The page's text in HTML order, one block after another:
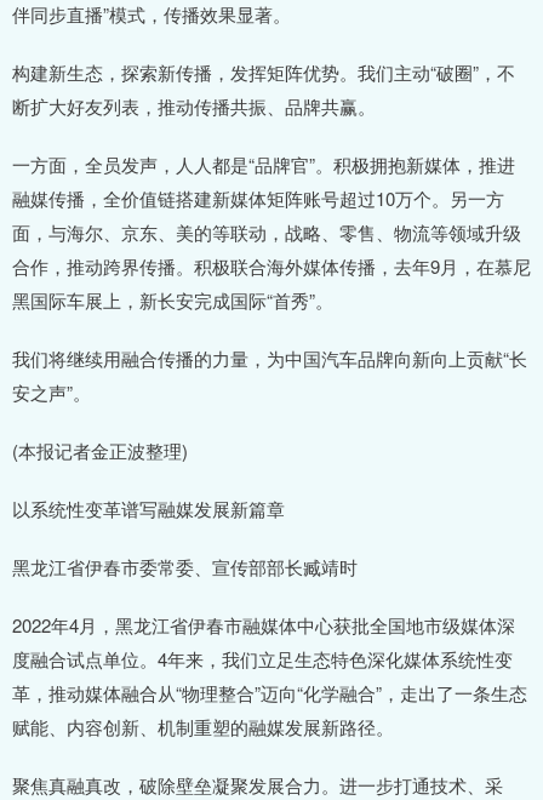
伴同步直播”模式，传播效果显著。
构建新生态，探索新传播，发挥矩阵优势。我们主动“破圈”，不
断扩大好友列表，推动传播共振、品牌共赢。
一方面，全员发声，人人都是“品牌官”。积极拥抱新媒体，推进
融媒传播，全价值链搭建新媒体矩阵账号超过10万个。另一方
面，与海尔、京东、美的等联动，战略、零售、物流等领域升级
合作，推动跨界传播。积极联合海外媒体传播，去年9月，在慕尼
黑国际车展上，新长安完成国际“首秀”。
我们将继续用融合传播的力量，为中国汽车品牌向新向上贡献“长
安之声”。
(本报记者金正波整理)
以系统性变革谱写融媒发展新篇章
黑龙江省伊春市委常委、宣传部部长臧靖时
2022年4月，黑龙江省伊春市融媒体中心获批全国地市级媒体深
度融合试点单位。4年来，我们立足生态特色深化媒体系统性变
革，推动媒体融合从“物理整合”迈向“化学融合”，走出了一条生态
赋能、内容创新、机制重塑的融媒发展新路径。
聚焦真融真改，破除壁垒凝聚发展合力。进一步打通技术、采